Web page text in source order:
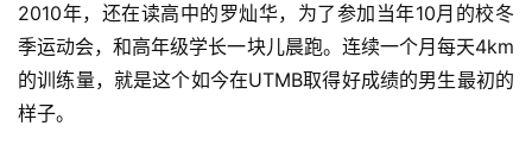
视
频
用
2010年，还在读高中的罗灿华，为了参加当年10月的校冬
季运动会，和高年级学长一块儿晨跑。连续一个月每天4km
的训练量，就是这个如今在UTMB取得好成绩的男生最初的
样子。